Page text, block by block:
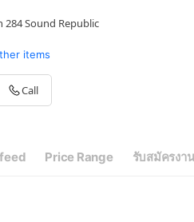
284 Sound Republic
items
Call
Price Range รับสมัครงาน